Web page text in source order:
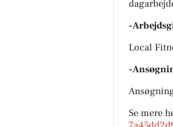
-
Local
-
Se mere